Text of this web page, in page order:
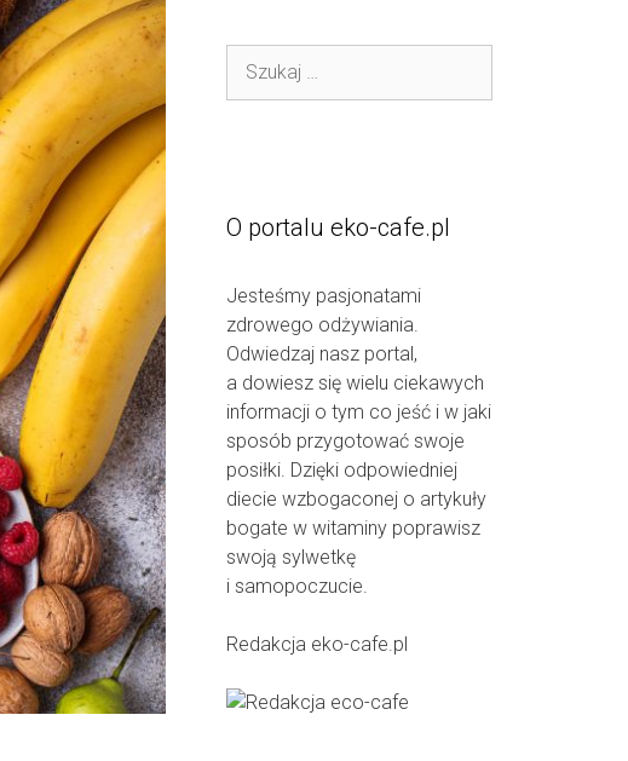
O portalu eko-cafe.pl
Jesteśmy pasjonatami
zdrowego odżywiania.
Odwiedzaj nasz portal,
a dowiesz się wielu ciekawych
informacji o tym co jeść i w jaki
sposób przygotować swoje
posiłki. Dzięki odpowiedniej
diecie wzbogaconej o artykuły
bogate w witaminy poprawisz
swoją sylwetkę
i samopoczucie.
Redakcja eko-cafe.pl